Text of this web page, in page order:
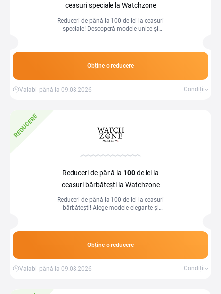
ceasuri speciale la Watchzone
Reduceri de până la 100 de lei la ceasuri
speciale! Descoperă modele unice și
Obține o reducere
Valabil până la 09.08.2026 Condiții
REDUCERE
Reduceri de până la 100de lei la
ceasuri bărbătești la Watchzone
Reduceri de până la 100 de lei la ceasuri
bărbătești! Alege modele elegante și
Obține o reducere
Valabil până la 09.08.2026 Condiții